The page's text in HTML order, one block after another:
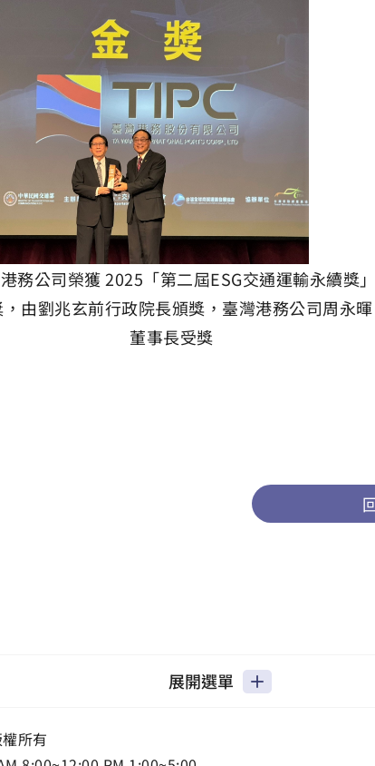
務公司榮獲 2025「第二屆ESG交通運輸永續獎」
由劉兆玄前行政院長頒獎，臺灣港務公司周永暉
董事長受獎
展開選單
所有